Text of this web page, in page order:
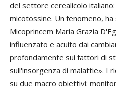
del settore cerealicolo
micotossine. Un fenomeno,
Micoprincem Maria Grazia
influenzato e acuito dai
profondamente sui fattori di
sull'insorgenza di malattie». I
su due macro obiettivi: